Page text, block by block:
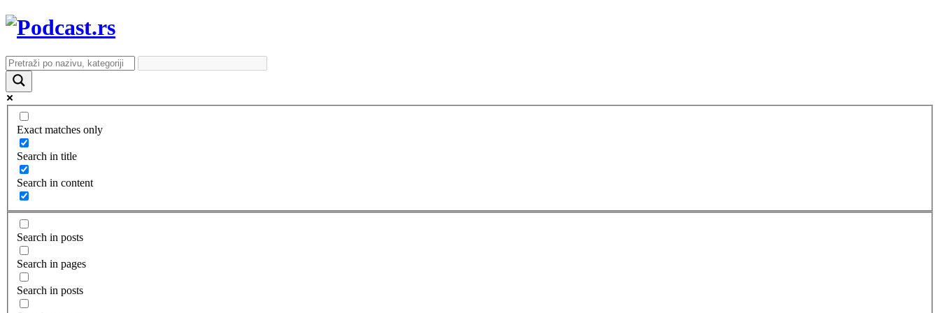
Exact matches only
Search in title
Search in content
Search in posts
Search in pages
Search in posts